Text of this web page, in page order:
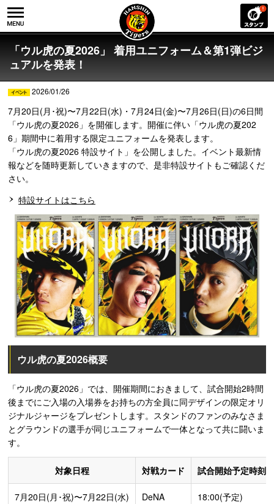
「ウル虎の夏2026」 着用ユニフォーム＆第1弾ビジ
ュアルを発表！
2026/01/26
7月20日(月･祝)〜7月22日(水)・7月24日(金)〜7月26日(日)の6日間
「ウル虎の夏2026」を開催します。開催に伴い「ウル虎の夏202
6」期間中に着用する限定ユニフォームを発表します。
「ウル虎の夏2026 特設サイト」を公開しました。イベント最新情
報などを随時更新していきますので、是非特設サイトもご確認くだ
さい。
特設サイトはこちら
ウル虎の夏2026概要
「ウル虎の夏2026」では、開催期間におきまして、試合開始2時間
後までにご入場の入場券をお持ちの方全員に同デザインの限定オリ
ジナルジャージをプレゼントします。スタンドのファンのみなさま
とグラウンドの選手が同じユニフォームで一体となって共に闘いま
す。
対象日程 対戦カード 試合開始予定時刻
7月20日(月･祝)〜7月22日(水) DeNA 18:00(予定)